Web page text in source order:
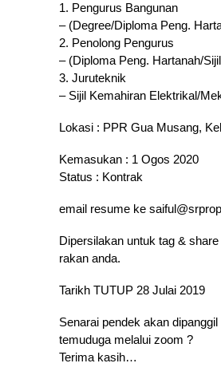
1. Pengurus Bangunan
– (Degree/Diploma Peng.
2. Penolong Pengurus
– (Diploma Peng. Hartanah/
3. Juruteknik
– Sijil Kemahiran Elektrikal/
Lokasi : PPR Gua Musang,
Kemasukan : 1 Ogos 2020
Status : Kontrak
email resume ke
Dipersilakan untuk tag &
rakan anda.
Tarikh TUTUP 28 Julai 2019
Senarai pendek akan
temuduga melalui zoom ?
Terima kasih…